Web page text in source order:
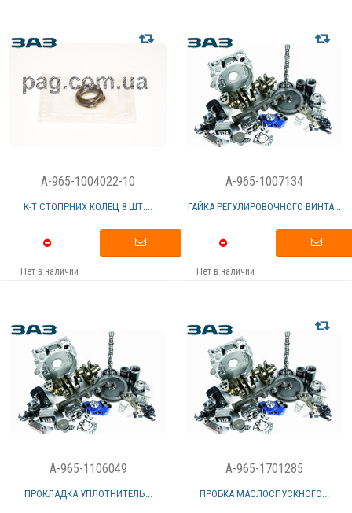
A-965-1004022-10
К-Т СТОПРНИХ КОЛЕЦ 8 ШТ....
Нет в наличии
A-965-1007134
ГАЙКА РЕГУЛИРОВОЧНОГО ВИНТА...
Нет в наличии
A-965-1106049
ПРОКЛАДКА УПЛОТНИТЕЛЬ...
A-965-1701285
ПРОБКА МАСЛОСПУСКНОГО...